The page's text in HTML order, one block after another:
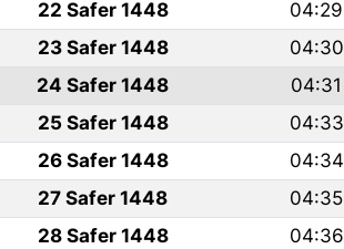
22 Safer 1448 04:29
23 Safer 1448 04:30
24 Safer 1448 04:31
25 Safer 1448 04:33
26 Safer 1448 04:34
27 Safer 1448 04:35
28 Safer 1448 04:36